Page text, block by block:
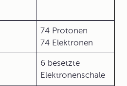
74 Protonen
74 Elektronen
6 besetzte
Elektronenschale